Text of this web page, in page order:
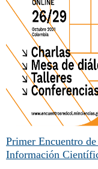
Primer Encuentro
Información